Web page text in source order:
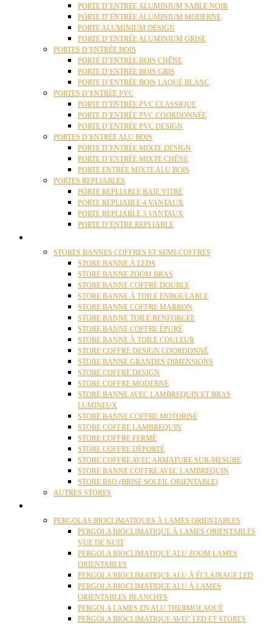
PORTE D’ENTRÉE ALUMINIUM SABLE NOIR
PORTE D’ENTRÉE ALUMINIUM MODERNE
PORTE ALUMINIUM DESIGN
PORTE D’ENTRÉE ALUMINIUM GRISE
PORTES D’ENTRÉE BOIS
PORTE D’ENTRÉE BOIS CHÊNE
PORTE D’ENTRÉE BOIS GRIS
PORTE D’ENTRÉE BOIS LAQUÉ BLANC
PORTES D’ENTRÉE PVC
PORTE D’ENTRÉE PVC CLASSIQUE
PORTE D’ENTRÉE PVC COORDONNÉE
PORTE D’ENTRÉE PVC DESIGN
PORTES D’ENTRÉE ALU BOIS
PORTE D’ENTRÉE MIXTE DESIGN
PORTE D’ENTRÉE MIXTE CHÊNE
PORTE ENTRÉE MIXTE ALU BOIS
PORTES REPLIABLES
PORTE REPLIABLE BAIE VITRÉ
PORTE REPLIABLE 4 VANTAUX
PORTE REPLIABLE 3 VANTAUX
PORTE D’ENTRE REPLIABLE
STORES BANNES COFFRES ET SEMI-COFFRES
STORE BANNE À LEDS
STORE BANNE ZOOM BRAS
STORE BANNE COFFRE DOUBLE
STORE BANNE À TOILE ENROULABLE
STORE BANNE COFFRE MARRON
STORE BANNE TOILE RENFORCEE
STORE BANNE COFFRE ÉPURÉ
STORE BANNE À TOILE COULEUR
STORE COFFRE DESIGN COORDONNÉ
STORE BANNE GRANDES DIMENSIONS
STORE COFFRE DESIGN
STORE COFFRE MODERNE
STORE BANNE AVEC LAMBREQUIN ET BRAS
LUMINEUX
STORE BANNE COFFRE MOTORISÉ
STORE COFFRE LAMBREQUIN
STORE COFFRE FERMÉ
STORE COFFRE DÉPORTÉ
STORE COFFRE AVEC ARMATURE SUR-MESURE
STORE BANNE COFFRE AVEC LAMBREQUIN
STORE BSO (BRISE SOLEIL ORIENTABLE)
AUTRES STORES
PERGOLAS BIOCLIMATIQUES À LAMES ORIENTABLES
PERGOLA BIOCLIMATIQUE À LAMES ORIENTABLES
VUE DE NUIT
PERGOLA BIOCLIMATIQUE ALU ZOOM LAMES
ORIENTABLES
PERGOLA BIOCLIMATIQUE ALU À ÉCLAIRAGE LED
PERGOLA BIOCLIMATIQUE ALU À LAMES
ORIENTABLES BLANCHES
PERGOLA LAMES EN ALU THERMOLAQUÉ
PERGOLA BIOCLIMATIQUE AVEC LED ET STORES